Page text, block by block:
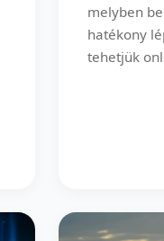
melyben
hatékony
tehetjük